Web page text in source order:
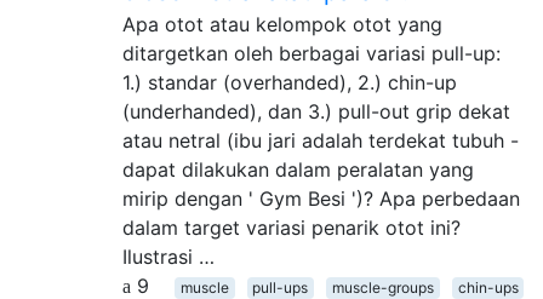
Apa otot atau kelompok otot yang
ditargetkan oleh berbagai variasi pull-up:
1.) standar (overhanded), 2.) chin-up
(underhanded), dan 3.) pull-out grip dekat
atau netral (ibu jari adalah terdekat tubuh -
dapat dilakukan dalam peralatan yang
mirip dengan ' Gym Besi ')? Apa perbedaan
dalam target variasi penarik otot ini?
Ilustrasi …
9
muscle pull-ups muscle-groups chin-ups